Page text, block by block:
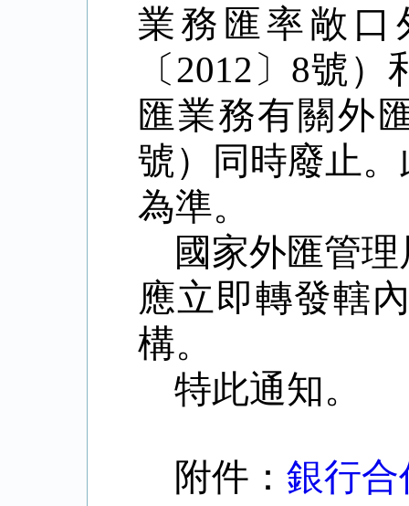
業務匯率敞口
〔2012 〕 8號）
匯業務有關外
號）同時廢止
為準。
國家外匯管
應立即轉發轄
構。
特此通知。
附件： 銀行